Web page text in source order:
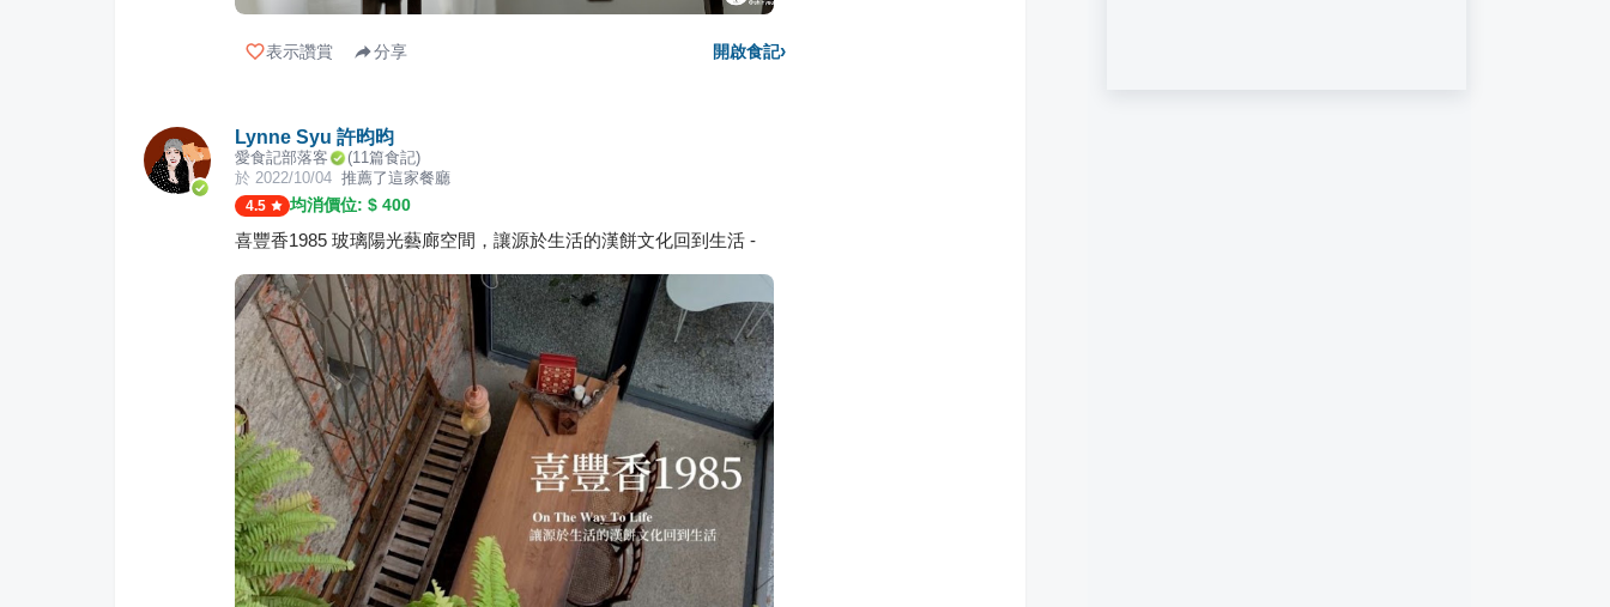
表示讚賞 分享 開啟食記›
Lynne Syu 許昀昀
愛食記部落客 (11 篇食記)
於 2022/10/04 推薦了這家餐廳
4.5 均消價位: $ 400
喜豐香1985 玻璃陽光藝廊空間，讓源於生活的漢餅文化回到生活 -